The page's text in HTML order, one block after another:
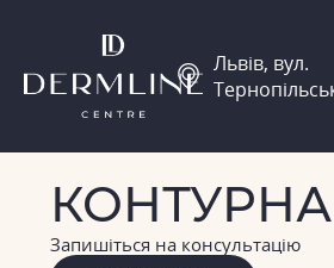
Львів, вул.
Запишіться на консультацію